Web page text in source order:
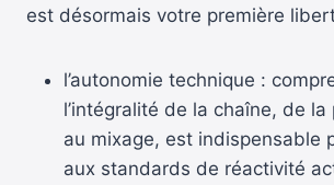
est désormais votre première
l’autonomie technique :
l’intégralité de la chaîne, de la
au mixage, est indispensable
aux standards de réactivité